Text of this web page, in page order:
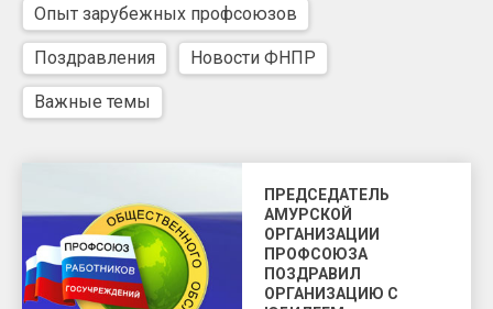
Опыт зарубежных профсоюзов
Поздравления Новости ФНПР
Важные темы
ПРЕДСЕДАТЕЛЬ
АМУРСКОЙ
ОРГАНИЗАЦИИ
ПРОФСОЮЗА
ПОЗДРАВИЛ
ОРГАНИЗАЦИЮ С